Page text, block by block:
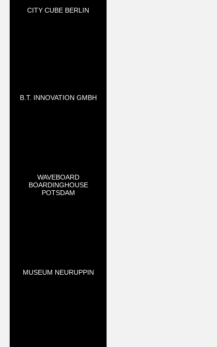
CITY CUBE BERLIN
B.T. INNOVATION GMBH
WAVEBOARD
BOARDINGHOUSE
POTSDAM
MUSEUM NEURUPPIN